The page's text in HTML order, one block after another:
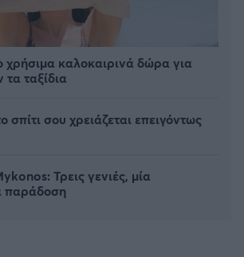
χρήσιμα καλοκαιρινά δώρα για
ταξίδια
σπίτι σου χρειάζεται επειγόντως
Τρεις γενιές, μία
παράδοση